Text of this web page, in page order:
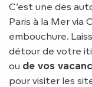
C’est une des
Paris à la Mer via
embouchure.
détour de votre
ou de vos
pour visiter les